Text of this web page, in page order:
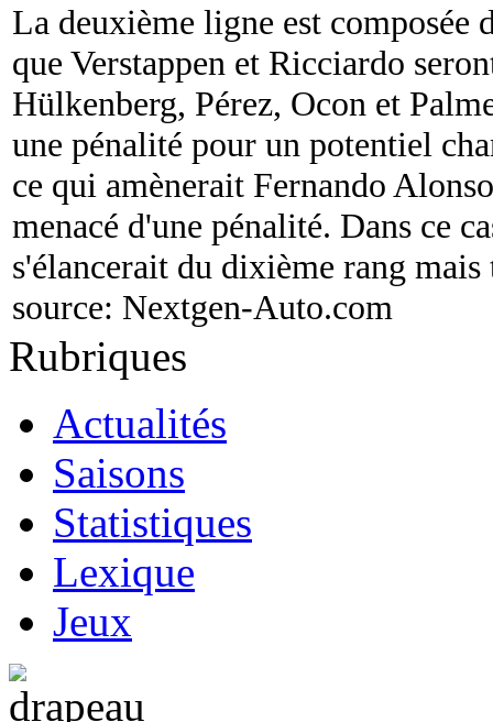
La deuxième ligne est composée
que Verstappen et Ricciardo
Hülkenberg, Pérez, Ocon et
une pénalité pour un potentiel
ce qui amènerait Fernando
menacé d'une pénalité. Dans ce
s'élancerait du dixième rang
source: Nextgen-Auto.com
Rubriques
Actualités
Saisons
Statistiques
Lexique
Jeux